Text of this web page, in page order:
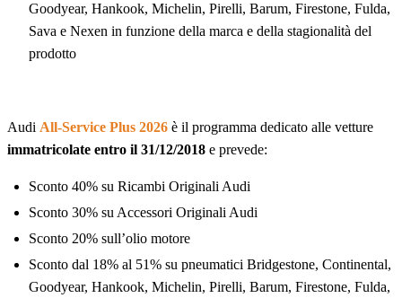
Goodyear, Hankook, Michelin, Pirelli, Barum, Firestone, Fulda,
Sava e Nexen in funzione della marca e della stagionalità del
prodotto
Audi All-Service Plus 2026 è il programma dedicato alle vetture
immatricolate entro il 31/12/2018 e prevede:
Sconto 40% su Ricambi Originali Audi
Sconto 30% su Accessori Originali Audi
Sconto 20% sull’olio motore
Sconto dal 18% al 51% su pneumatici Bridgestone, Continental,
Goodyear, Hankook, Michelin, Pirelli, Barum, Firestone, Fulda,